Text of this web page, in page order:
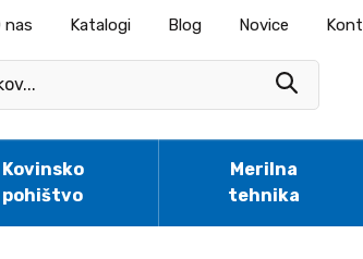
nas Katalogi Blog Novice
Kovinsko
pohištvo
Merilna
tehnika